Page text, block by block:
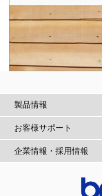
製品情報
お客様サポート
企業情報・採用情報